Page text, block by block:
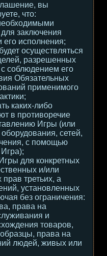
вы
что:
заключения
исполнения;
осуществляться
разрешенных
соблюдением его
Обязательных
применимого
каких-либо
в противоречие
Игры (или
сетей,
с помощью
для конкретных
и/или
третьих, а
установленных
без ограничения:
права на
и
товаров,
права на
людей, живых или